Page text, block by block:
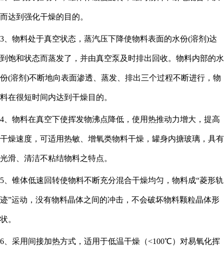
而达到强化干燥的目的。
3、物料处于真空状态，蒸汽压下降使物料表面的水份(溶剂)达
到饱和状态而蒸发了，并由真空泵及时排出回收。物料内部的水
份(溶剂)不断地向表面渗透、蒸发、排出三个过程不断进行，物
料在很短时间内达到干燥目的。
4、物料在真空下使挥发物沸点降低，使用热推动力增大，提高
干燥速度，可适用热敏、增氧类物料干燥，罐身内搪玻璃，具有
光滑、清洁不粘结物料之特点。
5、锥体低速回转使物料不断充分混合干燥均匀，物料成“菱形轨
迹”运动，没有物料晶体之间的冲击，不会破坏物料颗粒晶体形
状。
6、采用间接加热方式，适用于低温干燥（<100℃）对易氧化挥